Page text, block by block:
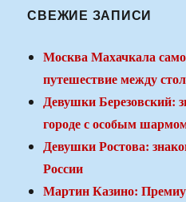
СВЕЖИЕ ЗАПИСИ
Москва Махачкала
путешествие между
Девушки Березовский:
городе с особым
Девушки Ростова:
России
Мартин Казино: